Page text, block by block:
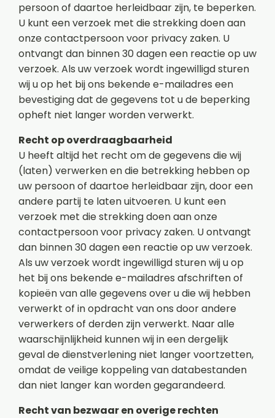
persoon of daartoe herleidbaar zijn, te beperken.
U kunt een verzoek met die strekking doen aan
onze contactpersoon voor privacy zaken. U
ontvangt dan binnen 30 dagen een reactie op uw
verzoek. Als uw verzoek wordt ingewilligd sturen
wij u op het bij ons bekende e-mailadres een
bevestiging dat de gegevens tot u de beperking
opheft niet langer worden verwerkt.
Recht op overdraagbaarheid
U heeft altijd het recht om de gegevens die wij
(laten) verwerken en die betrekking hebben op
uw persoon of daartoe herleidbaar zijn, door een
andere partij te laten uitvoeren. U kunt een
verzoek met die strekking doen aan onze
contactpersoon voor privacy zaken. U ontvangt
dan binnen 30 dagen een reactie op uw verzoek.
Als uw verzoek wordt ingewilligd sturen wij u op
het bij ons bekende e-mailadres afschriften of
kopieën van alle gegevens over u die wij hebben
verwerkt of in opdracht van ons door andere
verwerkers of derden zijn verwerkt. Naar alle
waarschijnlijkheid kunnen wij in een dergelijk
geval de dienstverlening niet langer voortzetten,
omdat de veilige koppeling van databestanden
dan niet langer kan worden gegarandeerd.
Recht van bezwaar en overige rechten